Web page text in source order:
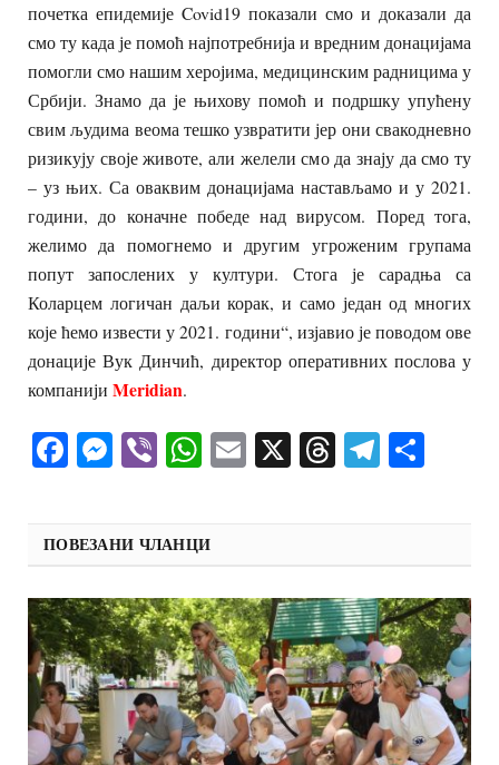
почетка епидемије Covid19 показали смо и доказали да
смо ту када је помоћ најпотребнија и вредним донацијама
помогли смо нашим херојима, медицинским радницима у
Србији. Знамо да је њихову помоћ и подршку упућену
свим људима веома тешко узвратити јер они свакодневно
ризикују своје животе, али желели смо да знају да смо ту
– уз њих. Са оваквим донацијама настављамо и у 2021.
години, до коначне победе над вирусом. Поред тога,
желимо да помогнемо и другим угроженим групама
попут запослених у култури. Стога је сарадња са
Коларцем логичан даљи корак, и само један од многих
које ћемо извести у 2021. години“, изјавио је поводом ове
донације Вук Динчић, директор оперативних послова у
компанији Meridian.
Facebook
Messenger
ViberWhatsApp
Email
X Threads
ПОВЕЗАНИ ЧЛАНЦИ